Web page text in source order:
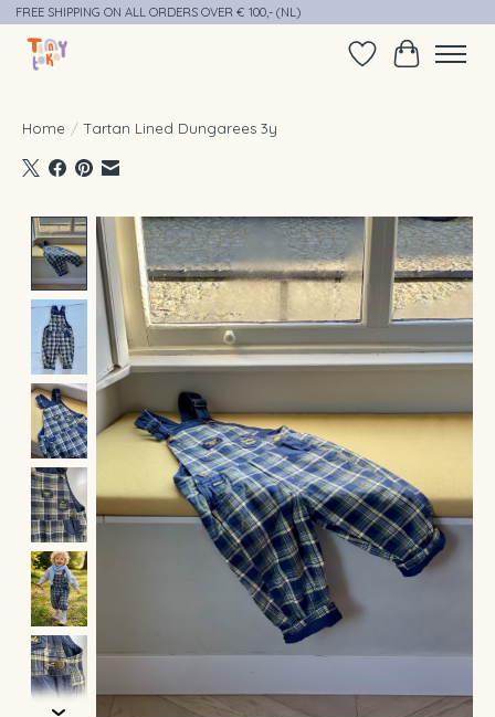
FREE SHIPPING ON ALL ORDERS OVER € 100,- (NL)
Verlanglijst
Home / Tartan Lined Dungarees 3y
Product image slideshow Items